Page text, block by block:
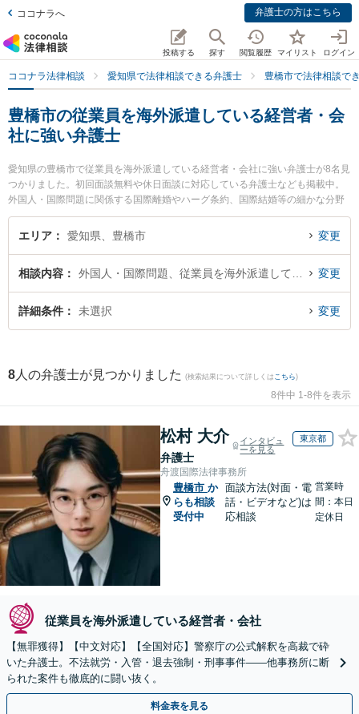
ココナラへ 弁護士の方はこちら
投稿する 探す 閲覧履歴 マイリスト ログイン
ココナラ法律相談 愛知県で法律相談できる弁護士 豊橋市で法律相談で
豊橋市の従業員を海外派遣している経営者・会
社に強い弁護士
愛知県の豊橋市で従業員を海外派遣している経営者・会社に強い弁護士が8名見
つかりました。初回面談無料や休日面談に対応している弁護士なども掲載中。
外国人・国際問題に関係する国際離婚やハーグ条約、国際結婚等の細かな分野
での絞り込み検索もでき便利です。特に豊橋まちなか法律事務所の藤本 佳大弁
護士や旭合同法律事務所 豊橋事務所の乙井 翔太弁護士、弁護士法人名古屋E＆J
海外派遣している経営者・会社のトラブルを今すぐに弁護士に相談したい』
『従業員を海外派遣している経営者・会社のトラブル解決の実績豊富な近くの
弁護士を検索したい』『初回相談無料で従業員を海外派遣している経営者・会
エリア 愛知県、豊橋市 変更
相談内容 変更
詳細条件 未選択 変更
8 人の弁護士が見つかりました (検索結果について詳しくは こちら)
8件中 1-8件を表示
松村 大介
弁護士
インタビュ
ーを見る
東京都
舟渡国際法律事務所
豊橋市 か
らも相談
受付中
面談方法(対面・電
話・ビデオなど)は
応相談
営業時
間：本日
定休日
従業員を海外派遣している経営者・会社
【無罪獲得】【中文対応】【全国対応】警察庁の公式解釈を高裁で砕
いた弁護士。不法就労・入管・退去強制・刑事事件——他事務所に断
られた案件も徹底的に闘い抜く。
料金表を見る